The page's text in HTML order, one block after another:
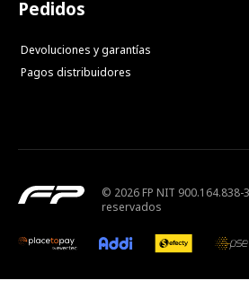
Pedidos
Devoluciones y garantías
Pagos distribuidores
© 2026 FP NIT
reservados